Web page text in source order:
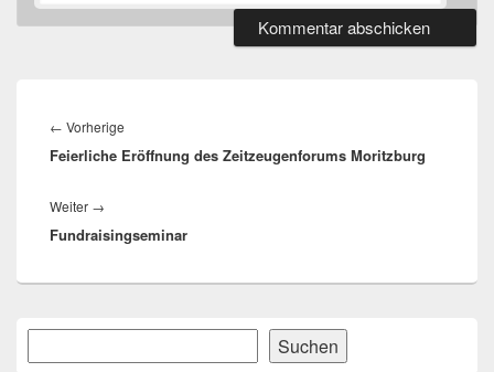
← Vorherige
Beitrag:
Feierliche Eröffnung des Zeitzeugenforums Moritzburg
Weiter →
Beitrag:
Fundraisingseminar
Primärer
Widgetbereich
Suchen